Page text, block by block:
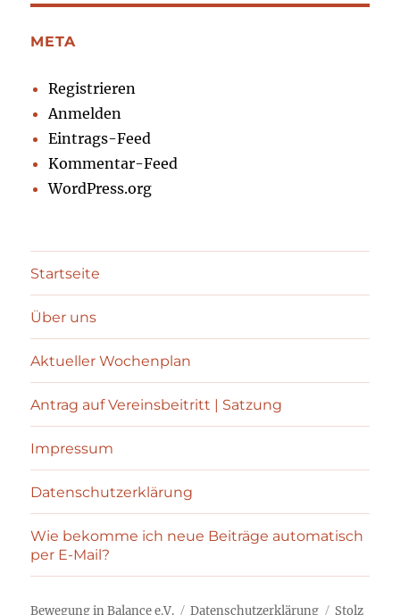
META
Registrieren
Anmelden
Eintrags-Feed
Kommentar-Feed
WordPress.org
Startseite
Über uns
Aktueller Wochenplan
Antrag auf Vereinsbeitritt | Satzung
Impressum
Datenschutzerklärung
Wie bekomme ich neue Beiträge automatisch
per E-Mail?
Bewegung in Balance e.V. Datenschutzerklärung Stolz